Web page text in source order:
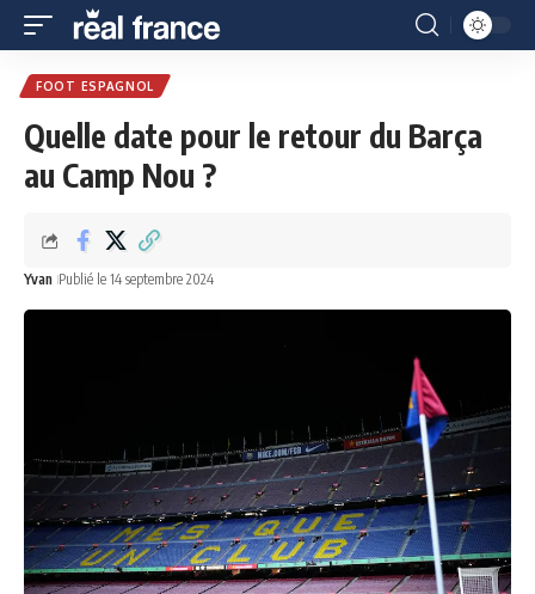
FOOT ESPAGNOL
Quelle date pour le retour du Barça
au Camp Nou ?
Yvan Publié le 14 septembre 2024